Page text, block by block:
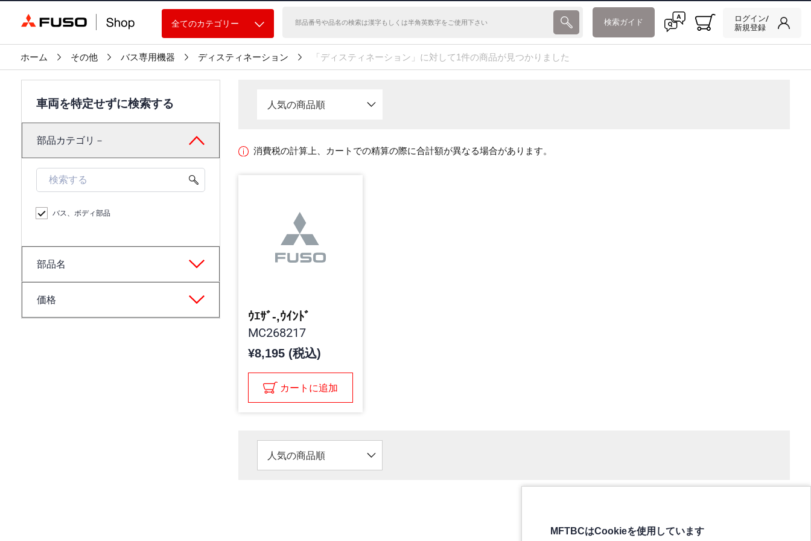
全てのカテゴリー 検索ガイド
ログイン/
新規登録
ホーム その他 バス専用機器 ディスティネーション 「ディスティネーション」に対して1件の商品が見つかりました
車両を特定せずに検索する
部品カテゴリ－
バス、ボディ部品
部品名
価格
人気の商品順
消費税の計算上、カートでの精算の際に合計額が異なる場合があります。
ｳｴｻﾞ-,ｳｲﾝﾄﾞ
MC268217
¥8,195 (税込)
カートに追加
人気の商品順
MFTBCはCookieを使用しています